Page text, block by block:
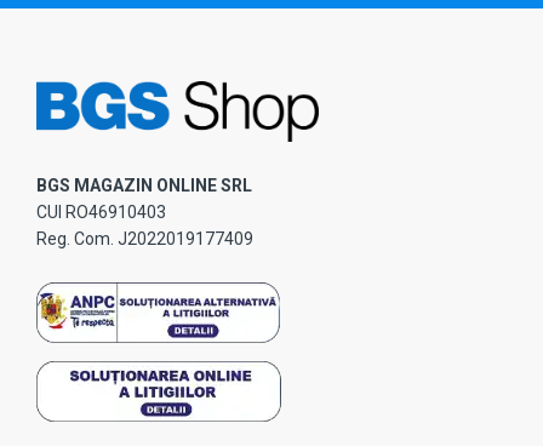
BGS MAGAZIN ONLINE SRL
CUI RO46910403
Reg. Com. J2022019177409